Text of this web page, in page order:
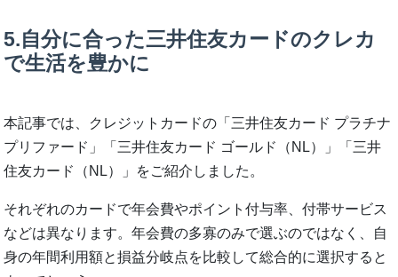
5.自分に合った三井住友カードのクレカ
で生活を豊かに
本記事では、クレジットカードの「三井住友カード プラチナ
プリファード」「三井住友カード ゴールド（NL）」「三井
住友カード（NL）」をご紹介しました。
それぞれのカードで年会費やポイント付与率、付帯サービス
などは異なります。年会費の多寡のみで選ぶのではなく、自
身の年間利用額と損益分岐点を比較して総合的に選択すると